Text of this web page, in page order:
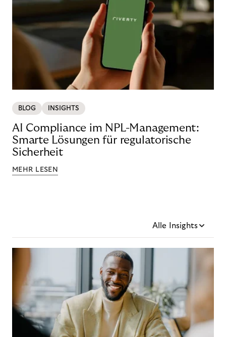
BLOG INSIGHTS
AI Compliance im NPL-Management:
Smarte Lösungen für regulatorische
Sicherheit
MEHR LESEN
Alle Insights